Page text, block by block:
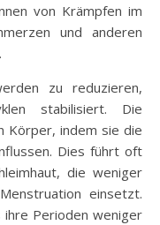
von Krämpfen im
und anderen
zu reduzieren,
stabilisiert. Die
Körper, indem sie die
Dies führt oft
die weniger
einsetzt.
ihre Perioden weniger